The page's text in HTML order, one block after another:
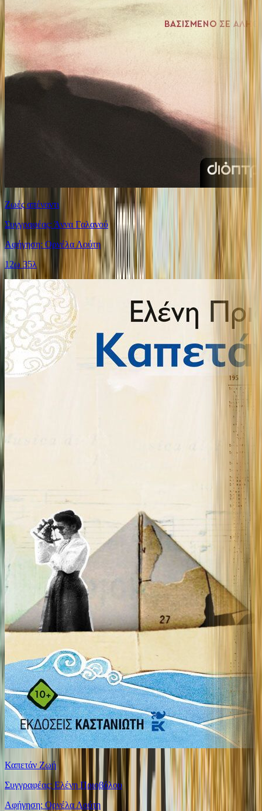
Ζωές απέναντι
Συγγραφέας: Άννα Γαλανού
Αφήγηση: Ορνέλα Λούτη
12ω 35λ
Καπετάν Ζωή
Συγγραφέας: Ελένη Πριοβόλου
Αφήγηση: Ορνέλα Λούτη